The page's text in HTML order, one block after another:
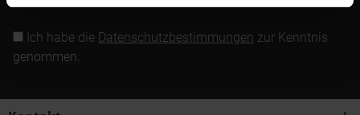
Ich habe die Datenschutzbestimmungen zur Kenntnis
genommen.